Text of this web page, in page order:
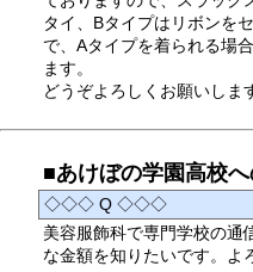
タイ、Bタイプはリボンを
で、Aタイプを着られる場
ます。
どうぞよろしくお願いしま
■あけぼの学園高校
◇◇◇ Q ◇◇◇
美容服飾科で専門学校の通
な金額を知りたいです。よ